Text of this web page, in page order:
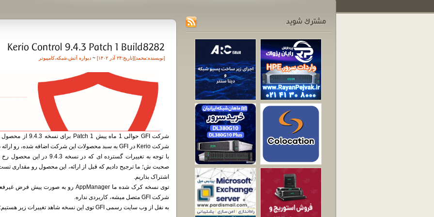
[نویسنده:محمد][تاريخ:۲۴ آذر ۱۴۰۲] ~ دیواره آتش،شبکه،کامپیوتر
شرکت Kerio در GFI به سبد محصولات این شرکت اضافه شده، رو ارائه داد.
با توجه به تغییرات گسترده ای که در نسخه 9.4.3 در این محصول رخ داده و توی
صحبت ش؛ ما ترجیح دادیم که قبل از ارائه، این محصول رو مقداری
اشتراک بذاریم.
شرکت GFI متصل میشه، کاربردی نداره.
به نقل از وب سایت رسمی GFI توی این نسخه شاهد تغییرات زیر هستیم: